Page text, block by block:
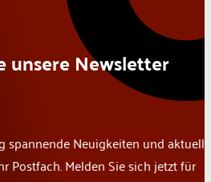
unsere Newsletter
spannende Neuigkeiten und aktuelle
Postfach. Melden Sie sich jetzt für